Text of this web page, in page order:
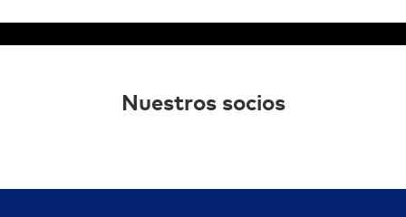
Nuestros socios